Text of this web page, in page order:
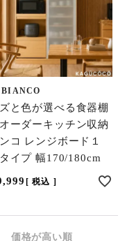
と色が選べる食器棚
ーダーキッチン収納
コ レンジボード１
イプ 幅170/180cm
税込
価格が高い順